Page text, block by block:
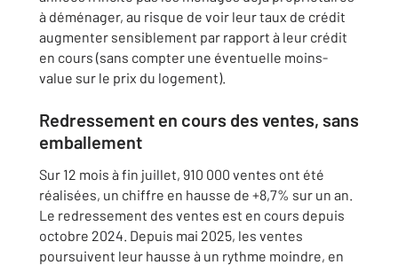
à déménager, au risque de voir leur taux de crédit
augmenter sensiblement par rapport à leur crédit
en cours (sans compter une éventuelle moins-
value sur le prix du logement).
Redressement en cours des ventes, sans
emballement
Sur 12 mois à fin juillet, 910 000 ventes ont été
réalisées, un chiffre en hausse de +8,7% sur un an.
Le redressement des ventes est en cours depuis
octobre 2024. Depuis mai 2025, les ventes
poursuivent leur hausse à un rythme moindre, en